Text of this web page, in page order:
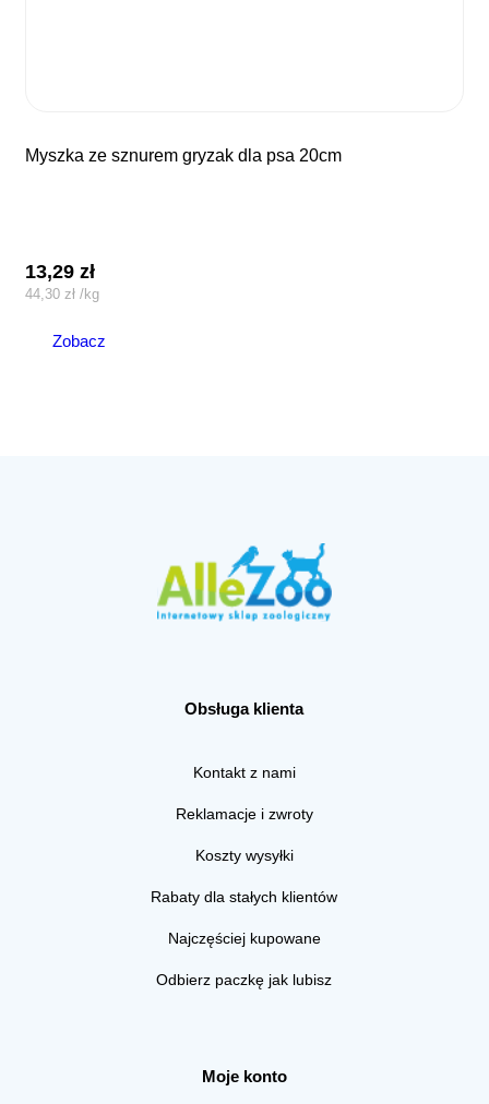
myszka ze sznurem gryzak dla psa 20cm
13,29zł
44,30 zł /kg
Zobacz
Obsługa klienta
Kontakt z nami
Reklamacje i zwroty
Koszty wysyłki
Rabaty dla stałych klientów
Najczęściej kupowane
Odbierz paczkę jak lubisz
Moje konto